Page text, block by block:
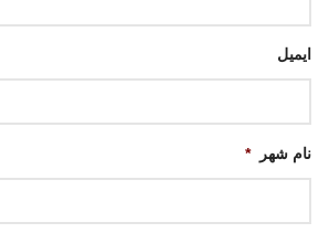
ایمیل
نام شهر *